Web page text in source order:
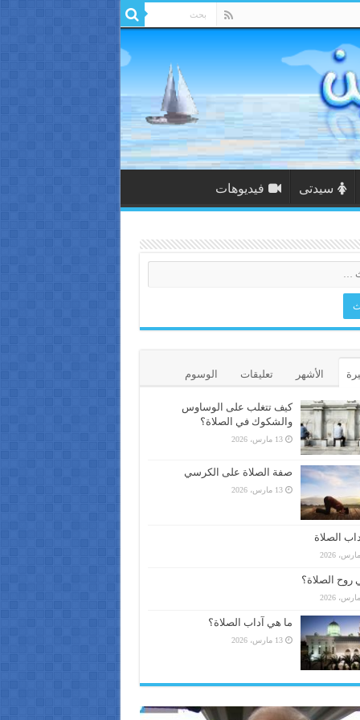
سيدتى فيديوهات
الأشهر تعليقات الوسوم
كيف تتغلب على الوساوس
والشكوك في الصلاة؟
13 مارس، 2026
صفة الصلاة على الكرسي
13 مارس، 2026
الصلاة
روح الصلاة؟
ما هي آداب الصلاة؟
13 مارس، 2026